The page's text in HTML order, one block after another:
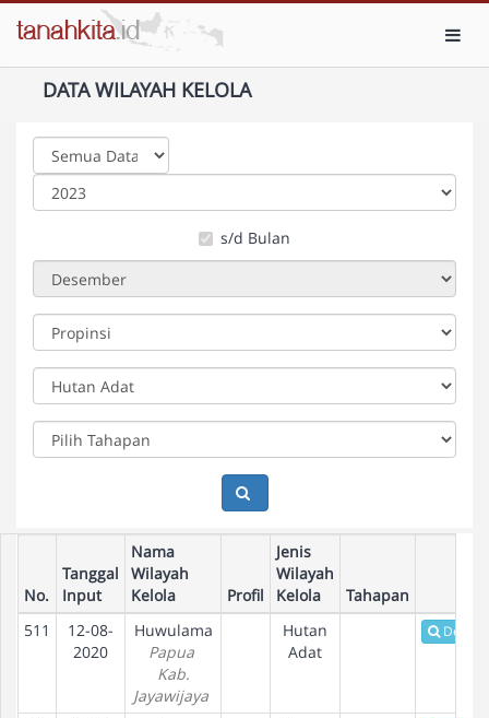
DATA WILAYAH KELOLA
s/d Bulan
No.
Tanggal
Input
Nama
Wilayah
Kelola
Profil
Jenis
Wilayah
Kelola
Tahapan
511
12-08-
2020
Huwulama
Papua
Kab.
Jayawijaya
Hutan
Adat
Detail